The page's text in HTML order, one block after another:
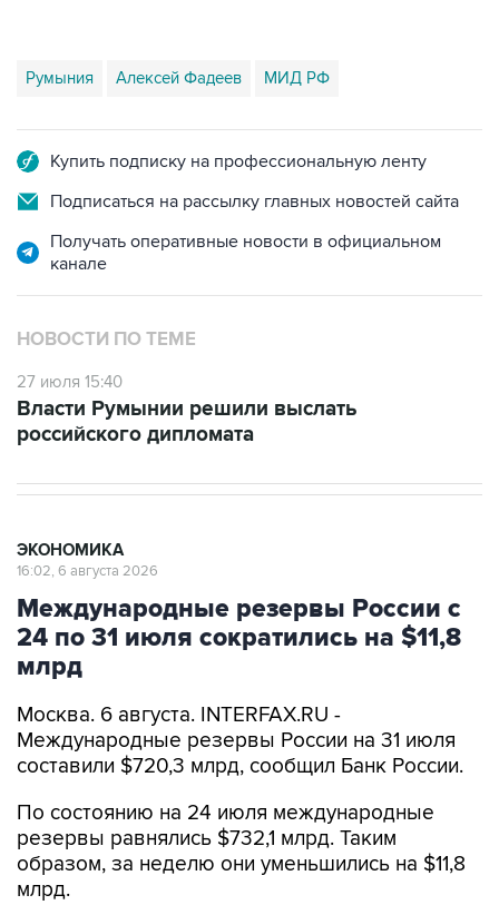
Румыния Алексей Фадеев МИД РФ
Купить подписку на профессиональную ленту
Подписаться на рассылку главных новостей сайта
Получать оперативные новости в официальном
канале
НОВОСТИ ПО ТЕМЕ
27 июля 15:40
Власти Румынии решили выслать
российского дипломата
ЭКОНОМИКА
16:02, 6 августа 2026
Международные резервы России с
24 по 31 июля сократились на $11,8
млрд
Москва. 6 августа. INTERFAX.RU -
Международные резервы России на 31 июля
составили $720,3 млрд, сообщил Банк России.
По состоянию на 24 июля международные
резервы равнялись $732,1 млрд. Таким
образом, за неделю они уменьшились на $11,8
млрд.